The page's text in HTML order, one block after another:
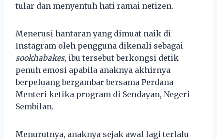
tular dan menyentuh hati ramai netizen.
Menerusi hantaran yang dimuat naik di
Instagram oleh pengguna dikenali sebagai
sookhabakes, ibu tersebut berkongsi detik
penuh emosi apabila anaknya akhirnya
berpeluang bergambar bersama Perdana
Menteri ketika program di Sendayan, Negeri
Sembilan.
Menurutnya, anaknya sejak awal lagi terlalu